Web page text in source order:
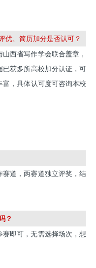
优、简历加分是否认可？
西省写作学会联合盖章，
获多所高校加分认证，可
富，具体认可度可咨询本校
道，两赛道独立评奖，结
？
即可，无需选择场次，想